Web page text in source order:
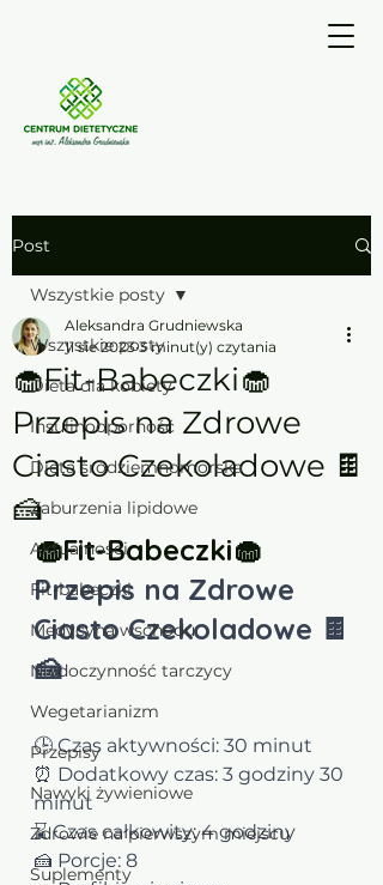
Post
Wszystkie posty
Dieta dla kobiety
Insulinooporność
Dieta śródziemnomorska
Zaburzenia lipidowe
Aktualności
Fit-babeczki
Medycyna wschodu
Niedoczynność tarczycy
Wegetarianizm
Przepisy
Nawyki żywieniowe
Zdrowie na pierwszym miejscu
Suplementy
Wszystkie posty
🧁Fit-Babeczki🧁
Przepis na Zdrowe
Ciasto Czekoladowe 🍫
🍰
Aleksandra Grudniewska
11 sie 2023 3 minut(y) czytania
🧁Fit-Babeczki🧁
Przepis na Zdrowe
Ciasto Czekoladowe 🍫
🍰
🕒 Czas aktywności: 30 minut
⏰ Dodatkowy czas: 3 godziny 30
minut
⌛ Czas całkowity: 4 godziny
🍰 Porcje: 8